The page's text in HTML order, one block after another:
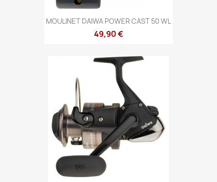
MOULINET DAIWA POWER CAST 50 WL
49,90 €